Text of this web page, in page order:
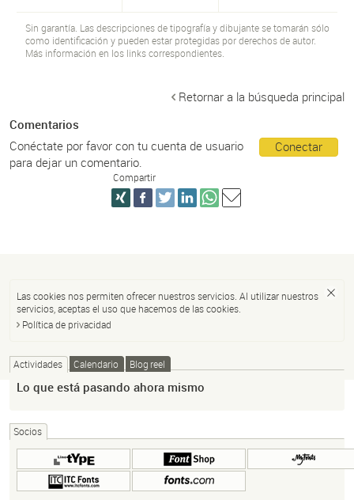
Sin garantía. Las descripciones de tipografía y dibujante se tomarán sólo
como identificación y pueden estar protegidas por derechos de autor.
Más información en los links correspondientes.
Retornar a la búsqueda principal
Comentarios
Conectar
Conéctate por favor con tu cuenta de usuario
para dejar un comentario.
Compartir
Las cookies nos permiten ofrecer nuestros servicios. Al utilizar nuestros
servicios, aceptas el uso que hacemos de las cookies.
Política de privacidad
Actividades Calendario Blog reel
Lo que está pasando ahora mismo
Socios